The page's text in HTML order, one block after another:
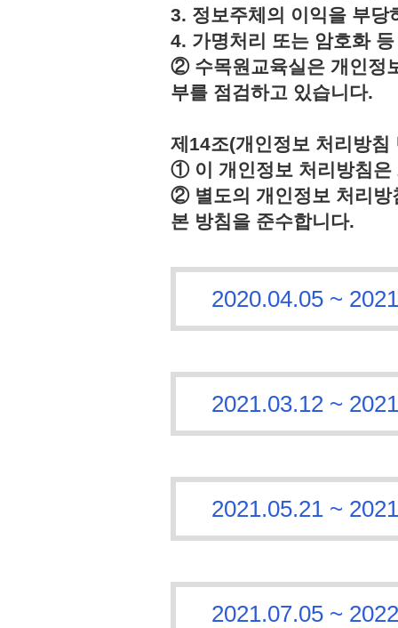
3. 정보주체의 이익을 부당
4. 가명처리 또는 암호화
② 수목원교육실은 개인정
부를 점검하고 있습니다.
제14조(개인정보 처리방침
① 이 개인정보 처리방침은
② 별도의 개인정보 처리방
본 방침을 준수합니다.
2020.04.05 ~
2021.03.12 ~
2021.05.21 ~
2021.07.05 ~